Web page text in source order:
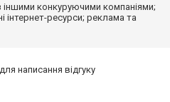
іншими конкуруючими компаніями;
інтернет-ресурси; реклама та
для написання відгуку